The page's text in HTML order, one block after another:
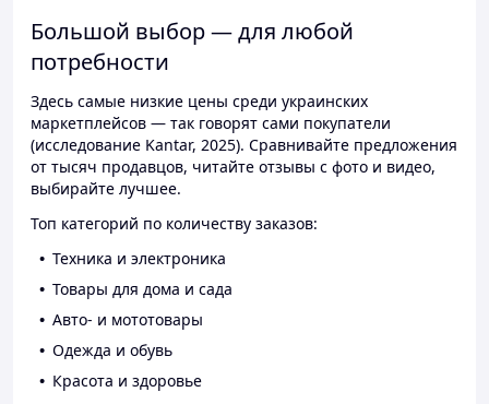
Большой выбор — для любой
потребности
Здесь самые низкие цены среди украинских
маркетплейсов — так говорят сами покупатели
(исследование Kantar, 2025). Сравнивайте предложения
от тысяч продавцов, читайте отзывы с фото и видео,
выбирайте лучшее.
Топ категорий по количеству заказов:
Техника и электроника
Товары для дома и сада
Авто- и мототовары
Одежда и обувь
Красота и здоровье